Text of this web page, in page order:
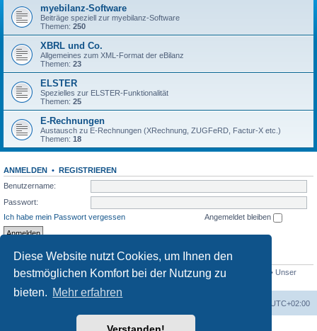
Diese Website nutzt Cookies, um Ihnen den
bestmöglichen Komfort bei der Nutzung zu
bieten. Mehr erfahren
myebilanz-Software
Beiträge speziell zur myebilanz-Software
Themen: 250
XBRL und Co.
Allgemeines zum XML-Format der eBilanz
Themen: 23
ELSTER
Spezielles zur ELSTER-Funktionalität
Themen: 25
E-Rechnungen
Austausch zu E-Rechnungen (XRechnung, ZUGFeRD, Factur-X etc.)
Themen: 18
ANMELDEN • REGISTRIEREN
Benutzername:
Passwort:
Ich habe mein Passwort vergessen
Angemeldet bleiben
STATISTIK
Beiträge insgesamt1558 • Themen insgesamt432 • Mitglieder insgesamt
• Unser
neuestes Mitglied:
UTC+02:00
Powered byphpBB® Forum Software © phpBB Limited